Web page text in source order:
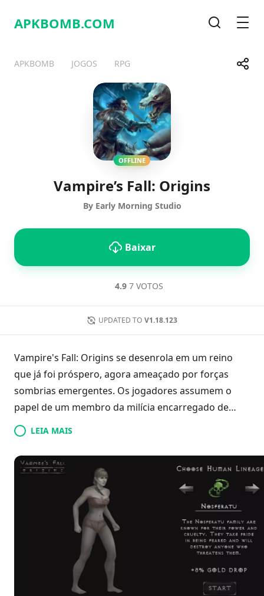
APKBOMB.COM
APKBOMB JOGOS RPG
TelegramFacebook
OFFLINE
Vampire’s Fall: Origins
By Early Morning Studio
Baixar
4.9 7 VOTOS
UPDATED TO V1.18.123
Vampire's Fall: Origins se desenrola em um reino
que já foi próspero, agora ameaçado por forças
sombrias emergentes. Os jogadores assumem o
papel de um membro da milícia encarregado de
defender sua terra natal. O jogo utiliza um formato
clássico de RPG baseado em turnos, apresentando
uma perspectiva isométrica. A criação e o
desenvolvimento de personagens são centrais,
enquanto os jogadores enfrentam missões e
batalhas contra criaturas sinistras. À medida que a
narrativa avança, os habitantes se unem para
confrontar o mal crescente, combinando estratégia
com uma narrativa envolvente em um mundo
ricamente elaborado.
LEIA MAIS